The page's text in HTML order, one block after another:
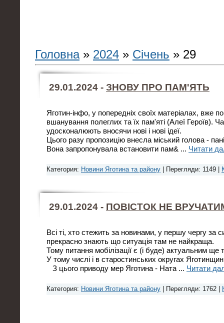
Головна» 2024 » Січень » 29
29.01.2024 - ЗНОВУ ПРО ПАМ'ЯТЬ
Яготин-інфо, у попередніх своїх матеріалах, вже
вшанування полеглих та їх пам'яті (Алеї Героїв).
удосконалюють вносячи нові і нові ідеї.
Цього разу пропозицію внесла міський голова -
Вона запропонувала встановити пам& ... Читати
Категория: Новини Яготина та району | Перегляди: 1149 |
29.01.2024 - ПОВІСТОК НЕ
Всі ті, хто стежить за новинами, у першу чергу за
прекрасно знають що ситуація там не найкраща.
Тому питання мобілізації є (і буде) актуальним ще
У тому числі і в старостинських округах
З цього приводу мер Яготина - Ната ... Читати
Категория: Новини Яготина та району | Перегляди: 1762 |